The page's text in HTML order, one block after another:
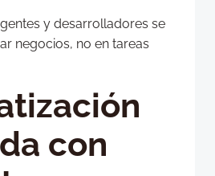
y desarrolladores se
negocios, no en tareas
con